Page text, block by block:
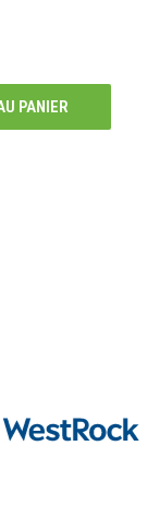
PANIER